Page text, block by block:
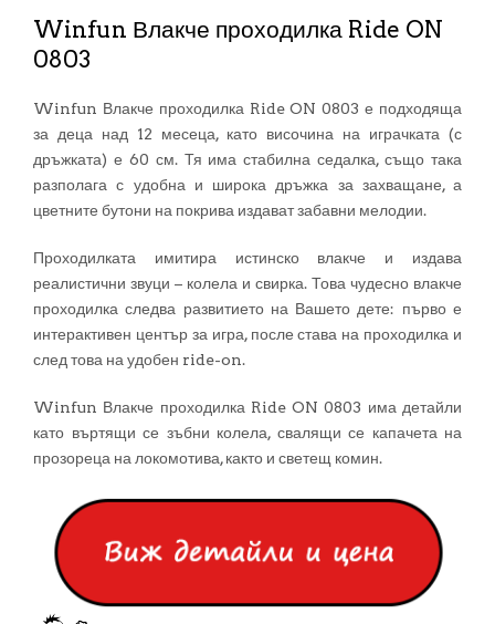
Winfun Влакче проходилка Ride ON
0803
Winfun Влакче проходилка Ride ON 0803 е подходяща
за деца над 12 месеца, като височина на играчката (с
дръжката) е 60 см. Тя има стабилна седалка, също така
разполага с удобна и широка дръжка за захващане, а
цветните бутони на покрива издават забавни мелодии.
Проходилката имитира истинско влакче и издава
реалистични звуци – колела и свирка. Това чудесно влакче
проходилка следва развитието на Вашето дете: първо е
интерактивен център за игра, после става на проходилка и
след това на удобен ride-on.
Winfun Влакче проходилка Ride ON 0803 има детайли
като въртящи се зъбни колела, свалящи се капачета на
прозореца на локомотива, както и светещ комин.